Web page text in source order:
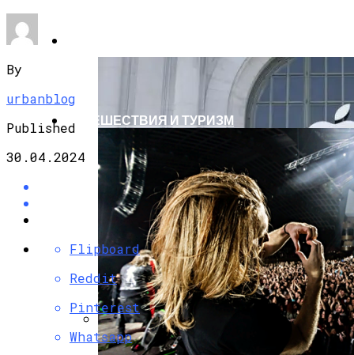
Владельцы IPhone Готовятся Подать
ПУТЕШЕСТВИЯ И ТУРИЗМ
By
urbanblog
Published
30.04.2024
Flipboard
Reddit
Pinterest
Whatsapp